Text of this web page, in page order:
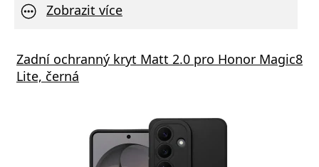
Zobrazit více
Zadní ochranný kryt Matt 2.0 pro Honor Magic8
Lite, černá